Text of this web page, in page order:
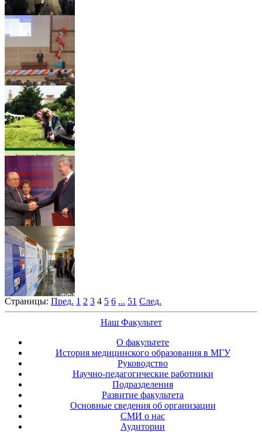
Страницы: Пред. 1 2 3 4 5 6 ... 51 След.
Наш Факультет
О факультете
История медицинского образования в МГУ
Руководство
Научно-педагогические работники
Подразделения
Развитие факультета
Основные сведения об организации
СМИ о нас
Аудитории